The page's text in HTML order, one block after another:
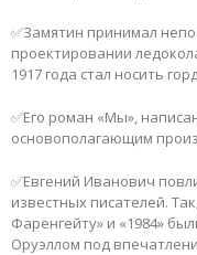
✅Замятин принимал
проектировании
1917 года стал носить
✅Его роман «Мы»,
основополагающим
✅Евгений Иванович
известных писателей.
Фаренгейту» и «1984»
Оруэллом под